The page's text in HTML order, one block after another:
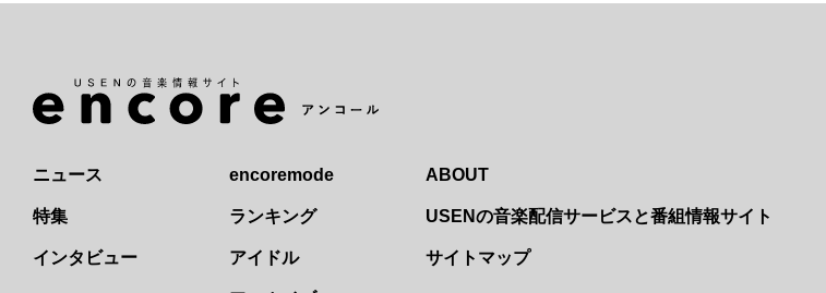
ニュース
特集
インタビュー
encoremode
ランキング
アイドル
ABOUT
USENの音楽配信サービスと番組情報サイト
サイトマップ